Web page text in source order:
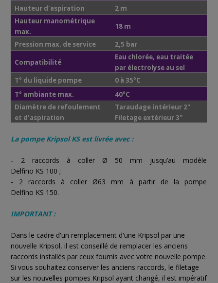
Hauteur d'aspiration
2 m
Hauteur manométrique
max.
18 m
Pression max. de service 2,5 bar
Compatibilité
Eau chlorée, eau traitée
par électrolyse au sel
T° du liquide pompe
0 à 35°C
T° ambiante max.
40°C
Diamètre de refoulement
et d'aspiration
Taraudage intérieur 2"
Filetage extérieur 3"
La pompe Kripsol KS est livrée avec :
- 2 raccords à coller Ø 50 mm jusqu’au modèle
Delfino KS 100 ;
- 2 raccords à coller Ø63 mm à partir de la pompe
Delfino KS 150.
IMPORTANT :
Dans le cadre d'un remplacement d'une Kripsol par une
nouvelle Kripsol, il est conseillé de remplacer les anciens
raccords installés par ceux fournis avec votre nouvelle pompe.
Si vous souhaitez conserver les anciens raccords, le filetage
sur les nouvelles pompes Kripsol ayant changé, il est impératif